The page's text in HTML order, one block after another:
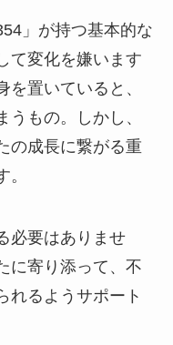
」が持つ基本的な
て変化を嫌います
置いていると、
もの。しかし、
の成長に繋がる重
必要はありませ
に寄り添って、不
れるようサポート